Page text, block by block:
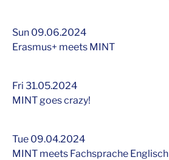
Sun 09.06.2024
Erasmus+ meets MINT
Fri 31.05.2024
MINT goes crazy!
Tue 09.04.2024
MINT meets Fachsprache Englisch